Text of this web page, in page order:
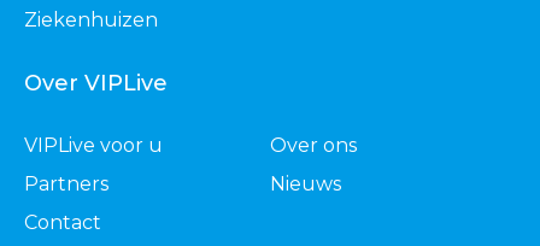
Ziekenhuizen
Over VIPLive
VIPLive voor u
Over ons
Partners
Nieuws
Contact